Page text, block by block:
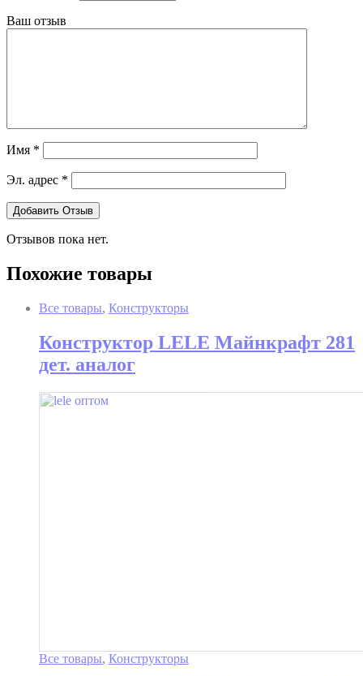
Ваш отзыв
Имя *
Эл. адрес *
Отзывов пока нет.
Похожие товары
Все товары, Конструкторы
Конструктор LELE Майнкрафт 281
дет. аналог
Все товары, Конструкторы